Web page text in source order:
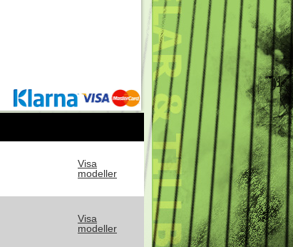
Visa
modeller
Visa
modeller